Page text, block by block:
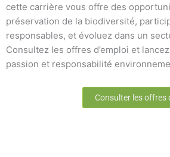
cette carrière vous offre des
préservation de la biodiversité,
responsables, et évoluez dans un
Consultez les offres d’emploi et
passion et responsabilité
Consulter les offres